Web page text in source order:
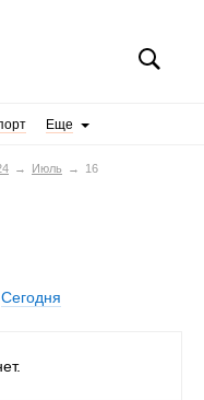
Еще
Июль 16
Сегодня